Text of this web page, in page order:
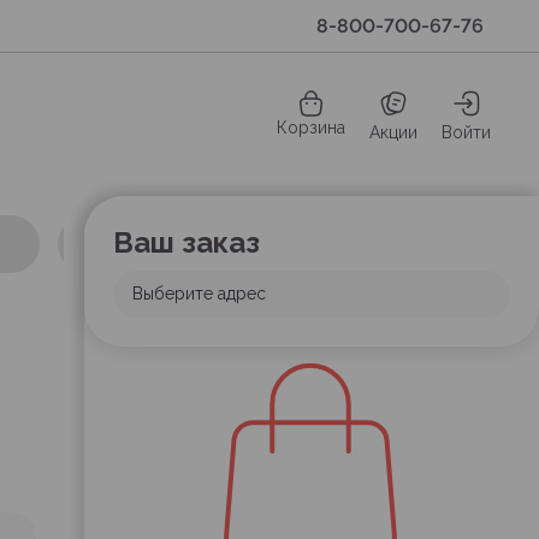
8-800-700-67-76
Корзина Акции Войти
Ваш заказ
Выберите адрес